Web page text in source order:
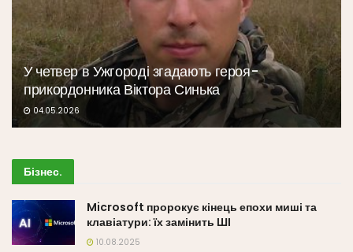
У четвер в Ужгороді згадають героя-
прикордонника Віктора Синька
04.05.2026
Бізнес.
Microsoft пророкує кінець епохи миші та
клавіатури: їх замінить ШІ
10.08.2025